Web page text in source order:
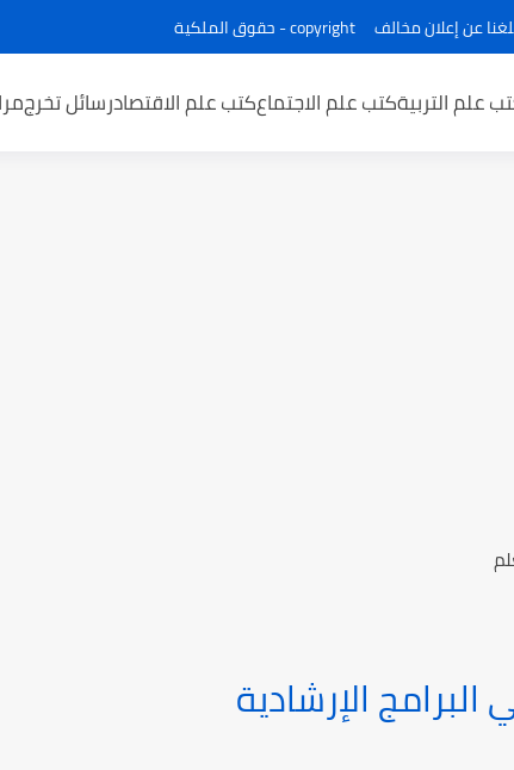
عن إعلان مخالف copyright - حقوق الملكية
علم التربيةكتب علم الاجتماعكتب علم الاقتصادرسائل تخرج
الإرشادية